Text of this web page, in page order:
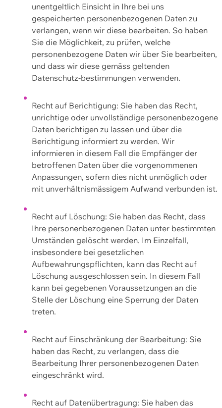
unentgeltlich Einsicht in Ihre bei uns
gespeicherten personenbezogenen Daten zu
verlangen, wenn wir diese bearbeiten. So haben
Sie die Möglichkeit, zu prüfen, welche
personenbezogene Daten wir über Sie bearbeiten,
und dass wir diese gemäss geltenden
Datenschutz-bestimmungen verwenden.
Recht auf Berichtigung: Sie haben das Recht,
unrichtige oder unvollständige personenbezogene
Daten berichtigen zu lassen und über die
Berichtigung informiert zu werden. Wir
informieren in diesem Fall die Empfänger der
betroffenen Daten über die vorgenommenen
Anpassungen, sofern dies nicht unmöglich oder
mit unverhältnismässigem Aufwand verbunden ist.
Recht auf Löschung: Sie haben das Recht, dass
Ihre personenbezogenen Daten unter bestimmten
Umständen gelöscht werden. Im Einzelfall,
insbesondere bei gesetzlichen
Aufbewahrungspflichten, kann das Recht auf
Löschung ausgeschlossen sein. In diesem Fall
kann bei gegebenen Voraussetzungen an die
Stelle der Löschung eine Sperrung der Daten
treten.
Recht auf Einschränkung der Bearbeitung: Sie
haben das Recht, zu verlangen, dass die
Bearbeitung Ihrer personenbezogenen Daten
eingeschränkt wird.
Recht auf Datenübertragung: Sie haben das